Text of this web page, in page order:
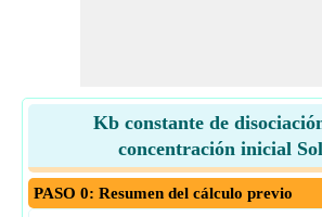
Kb constante de
concentración inicial
PASO 0: Resumen del cálculo previo